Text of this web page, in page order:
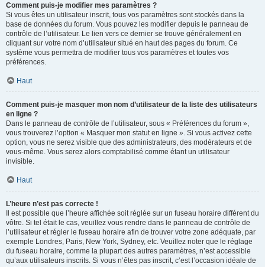
Comment puis-je modifier mes paramètres ?
Si vous êtes un utilisateur inscrit, tous vos paramètres sont stockés dans la
base de données du forum. Vous pouvez les modifier depuis le panneau de
contrôle de l’utilisateur. Le lien vers ce dernier se trouve généralement en
cliquant sur votre nom d’utilisateur situé en haut des pages du forum. Ce
système vous permettra de modifier tous vos paramètres et toutes vos
préférences.
Haut
Comment puis-je masquer mon nom d’utilisateur de la liste des utilisateurs
en ligne ?
Dans le panneau de contrôle de l’utilisateur, sous « Préférences du forum »,
vous trouverez l’option « Masquer mon statut en ligne ». Si vous activez cette
option, vous ne serez visible que des administrateurs, des modérateurs et de
vous-même. Vous serez alors comptabilisé comme étant un utilisateur
invisible.
Haut
L’heure n’est pas correcte !
Il est possible que l’heure affichée soit réglée sur un fuseau horaire différent du
vôtre. Si tel était le cas, veuillez vous rendre dans le panneau de contrôle de
l’utilisateur et régler le fuseau horaire afin de trouver votre zone adéquate, par
exemple Londres, Paris, New York, Sydney, etc. Veuillez noter que le réglage
du fuseau horaire, comme la plupart des autres paramètres, n’est accessible
qu’aux utilisateurs inscrits. Si vous n’êtes pas inscrit, c’est l’occasion idéale de